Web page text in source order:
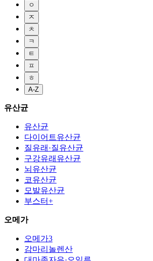
ㅇ
ㅈ
ㅊ
ㅋ
ㅌ
ㅍ
ㅎ
A-Z
유산균
유산균
다이어트유산균
질유래·질유산균
구강유래유산균
뇌유산균
코유산균
모발유산균
부스터+
오메가
오메가3
감마리놀렌산